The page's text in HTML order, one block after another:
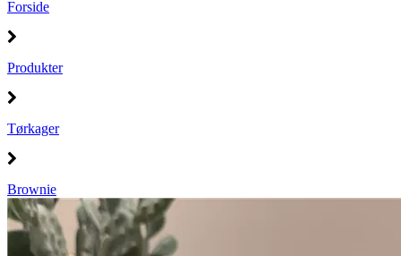
Forside
Produkter
Tørkager
Brownie